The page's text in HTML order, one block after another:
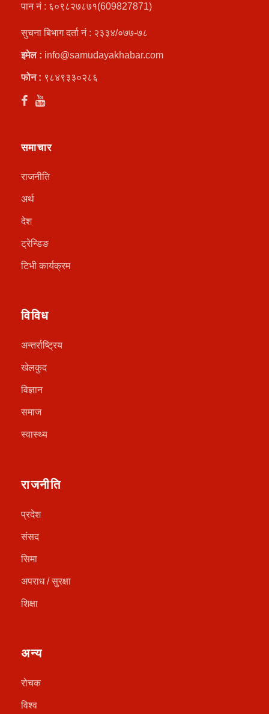
पान नं : ६०९८२७८७१(609827871)
सुचना बिभाग दर्ता नं : २३३४/०७७-७८
इमेल : info@samudayakhabar.com
फोन : ९८४९३३०२८६
समाचार
राजनीति
अर्थ
देश
ट्रेन्डिङ
टिभी कार्यक्रम
विविध
अन्तर्राष्ट्रिय
खेलकुद
विज्ञान
समाज
स्वास्थ्य
राजनीति
प्रदेश
संसद
सिमा
अपराध / सुरक्षा
शिक्षा
अन्य
रोचक
विश्व